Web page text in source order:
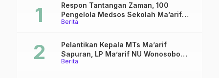
Berita
Respon Tantangan Zaman, 100
Pengelola Medsos Sekolah Ma’arif
Pekalongan Ikuti Pelatihan Literasi
Berita
Pelantikan Kepala MTs Ma’arif
Sapuran, LP Ma’arif NU Wonosobo
Tekankan Lima Amanah